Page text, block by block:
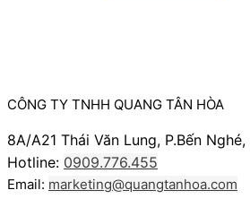
CÔNG TY TNHH QUANG TÂN HÒA
8A/A21 Thái Văn Lung, P.Bến Nghé,
Hotline: 0909.776.455
Email: marketing@quangtanhoa.com